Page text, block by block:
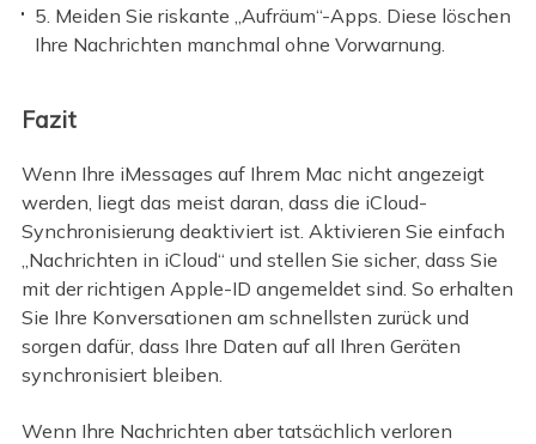
5. Meiden Sie riskante „Aufräum“-Apps. Diese löschen
Ihre Nachrichten manchmal ohne Vorwarnung.
Fazit
Wenn Ihre iMessages auf Ihrem Mac nicht angezeigt
werden, liegt das meist daran, dass die iCloud-
Synchronisierung deaktiviert ist. Aktivieren Sie einfach
„Nachrichten in iCloud“ und stellen Sie sicher, dass Sie
mit der richtigen Apple-ID angemeldet sind. So erhalten
Sie Ihre Konversationen am schnellsten zurück und
sorgen dafür, dass Ihre Daten auf all Ihren Geräten
synchronisiert bleiben.
Wenn Ihre Nachrichten aber tatsächlich verloren